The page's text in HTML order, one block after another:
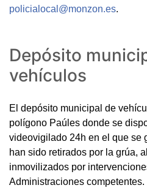
policialocal@monzon.es.
Depósito
vehículos
El depósito municipal de
polígono Paúles donde se
videovigilado 24h en el que se
han sido retirados por la grúa,
inmovilizados por
Administraciones competentes.